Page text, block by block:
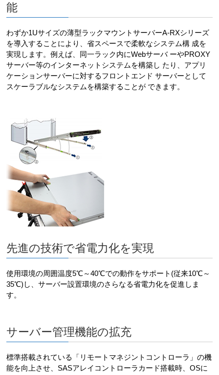
能
わずか1Uサイズの薄型ラックマウントサーバーA-RXシリーズ
を導入することにより、省スペースで柔軟なシステム構 成を
実現します。例えば、同一ラック内にWebサーバ ーやPROXY
サーバー等のインターネットシステムを構築し たり、アプリ
ケーションサーバーに対するフロントエンド サーバーとして
スケーラブルなシステムを構築することが できます。
先進の技術で省電力化を実現
使用環境の周囲温度5℃～40℃での動作をサポート(従来10℃～
35℃)し、サーバー設置環境のさらなる省電力化を促進しま
す。
サーバー管理機能の拡充
標準搭載されている「リモートマネジントコントローラ」の機
能を向上させ、SASアレイコントローラカード搭載時、OSに